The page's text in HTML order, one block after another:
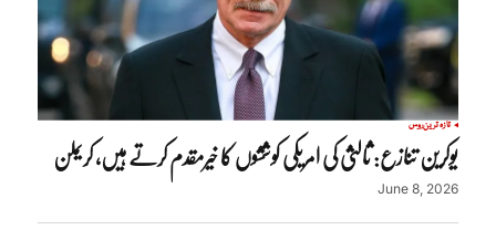
تازہ ترینروس
یوکرین تنازع: ثالثی کی امریکی کوششوں کا خیرمقدم کرتے ہیں، کریملن
June 8, 2026